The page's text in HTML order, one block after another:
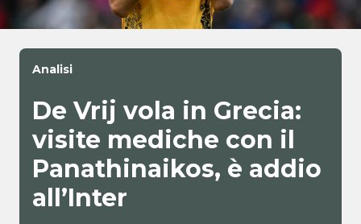
Analisi
De Vrij vola in Grecia:
visite mediche con il
Panathinaikos, è addio
all’Inter